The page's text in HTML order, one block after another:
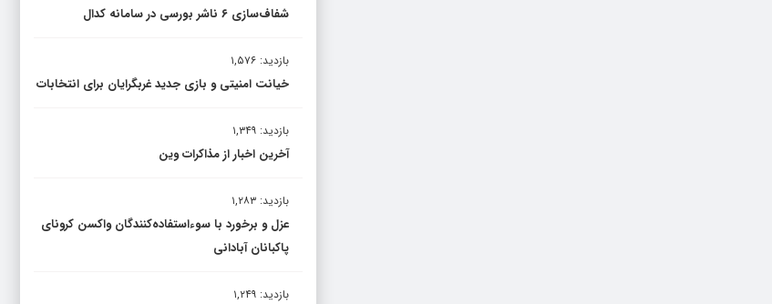
شفاف‌سازی ۶ ناشر بورسی در سامانه کدال
بازدید: ۱,۵۷۶
خیانت امنیتی و بازی جدید غربگرایان برای انتخابات
بازدید: ۱,۳۴۹
آخرین اخبار از مذاکرات وین
بازدید: ۱,۲۸۳
عزل و برخورد با سوءاستفاده‌کنندگان واکسن کرونای
پاکبانان آبادانی
بازدید: ۱,۲۴۹